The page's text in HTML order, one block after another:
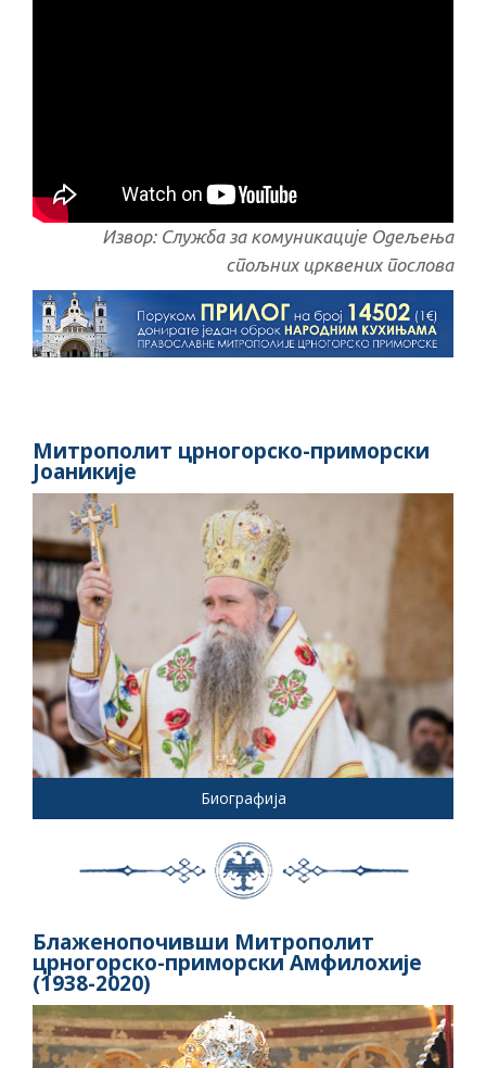
Извор: Служба за комуникације Одељења
спољних црквених послова
Митрополит црногорско-приморски
Јоаникије
Биографија
Блаженопочивши Митрополит
црногорско-приморски Амфилохије
(1938-2020)